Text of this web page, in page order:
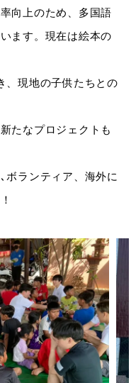
向上のため、多国語
ます。現在は絵本の
、現地の子供たちとの
たなプロジェクトも
ボランティア、海外に